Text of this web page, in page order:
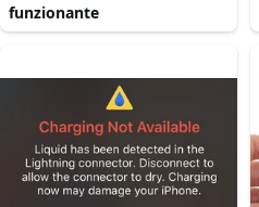
funzionante